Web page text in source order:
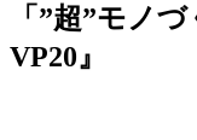
「”超”モノ
VP20』